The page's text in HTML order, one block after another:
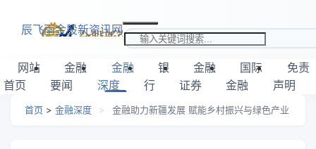
辰飞雨金股新资讯网
搜索关键词
网站
首页
金融
要闻
金融
深度
银
行
金融
证券
国际
金融
免责
声明
首页 > 金融深度 > 金融助力新疆发展 赋能乡村振兴与绿色产业